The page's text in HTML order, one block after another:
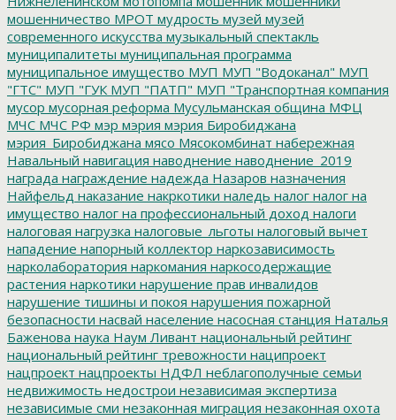
мошенничество МРОТ мудрость музей музей
современного искусства музыкальный спектакль
муниципалитеты муниципальная программа
муниципальное имущество МУП МУП "Водоканал" МУП
"ГТС" МУП "ГУК МУП "ПАТП" МУП "Транспортная компания
мусор мусорная реформа Мусульманская община МФЦ
МЧС МЧС РФ мэр мэрия мэрия Биробиджана
мэрия_Биробиджана мясо Мясокомбинат набережная
Навальный навигация наводнение наводнение_2019
награда награждение надежда Назаров назначения
Найфельд наказание накркотики наледь налог налог на
имущество налог на профессиональный доход налоги
налоговая нагрузка налоговые_льготы налоговый вычет
нападение напорный коллектор наркозависимость
нарколаборатория наркомания наркосодержащие
растения наркотики нарушение прав инвалидов
нарушение тишины и покоя нарушения пожарной
безопасности насвай население насосная станция Наталья
Баженова наука Наум Ливант национальный рейтинг
национальный рейтинг тревожности наципроект
нацпроект нацпроекты НДФЛ неблагополучные семьи
недвижимость недострои независимая экспертиза
независимые сми незаконная миграция незаконная охота